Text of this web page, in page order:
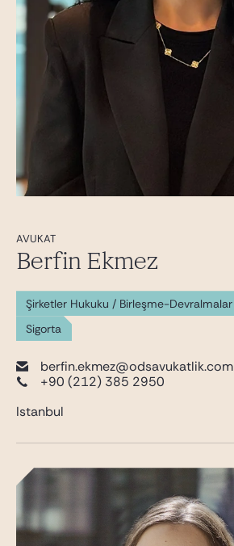
AVUKAT
Berfin Ekmez
Şirketler Hukuku / Birleşme-Devralmalar
Sigorta
berfin.ekmez@odsavukatlik.com
+90 (212) 385 2950
Istanbul